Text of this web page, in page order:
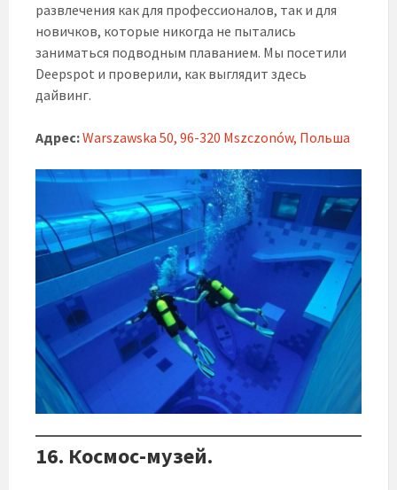
развлечения как для профессионалов, так и для
новичков, которые никогда не пытались
заниматься подводным плаванием. Мы посетили
Deepspot и проверили, как выглядит здесь
дайвинг.
Адрес:Warszawska 50, 96-320 Mszczonów, Польша
16. Космос-музей.